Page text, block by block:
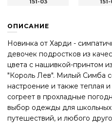
151-03
ОПИСАНИЕ
Новинка от Харди -
девочек подростков из
цвета с нашивкой-принтом
"Король Лев". Милый Симба
настроение и также теплая и
согреет в прохладные
выбор одежды для школьных
путешествий, и любого